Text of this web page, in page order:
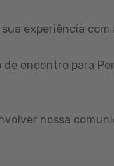
experiência
encontro para
nossa